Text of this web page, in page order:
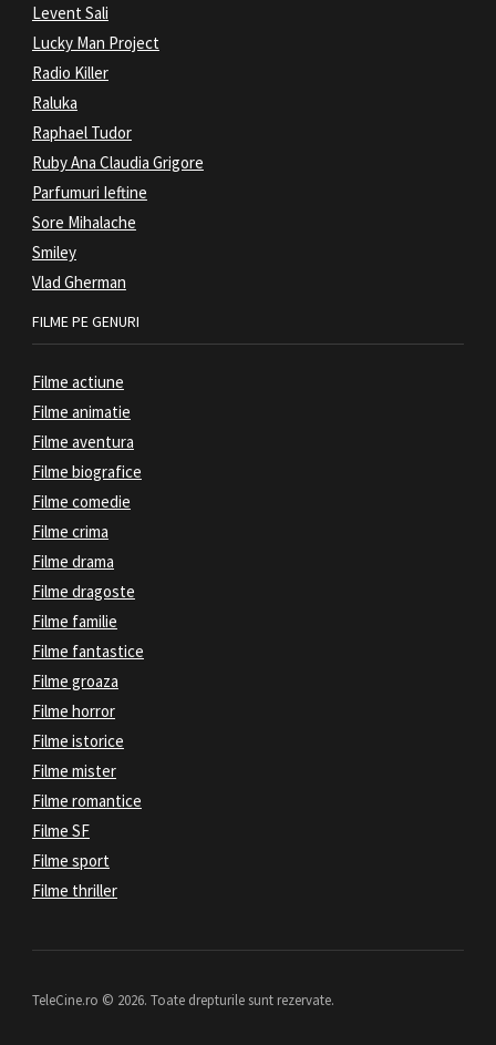
Levent Sali
Lucky Man Project
Radio Killer
Raluka
Raphael Tudor
Ruby Ana Claudia Grigore
Parfumuri Ieftine
Sore Mihalache
Smiley
Vlad Gherman
FILME PE GENURI
Filme actiune
Filme animatie
Filme aventura
Filme biografice
Filme comedie
Filme crima
Filme drama
Filme dragoste
Filme familie
Filme fantastice
Filme groaza
Filme horror
Filme istorice
Filme mister
Filme romantice
Filme SF
Filme sport
Filme thriller
TeleCine.ro © 2026. Toate drepturile sunt rezervate.